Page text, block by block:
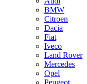
BMW
Citroen
Dacia
Fiat
Iveco
Land Rover
Mercedes
Opel
Peugeot